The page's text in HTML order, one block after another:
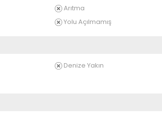
Arıtma
Yolu Açılmamış
Denize Yakın